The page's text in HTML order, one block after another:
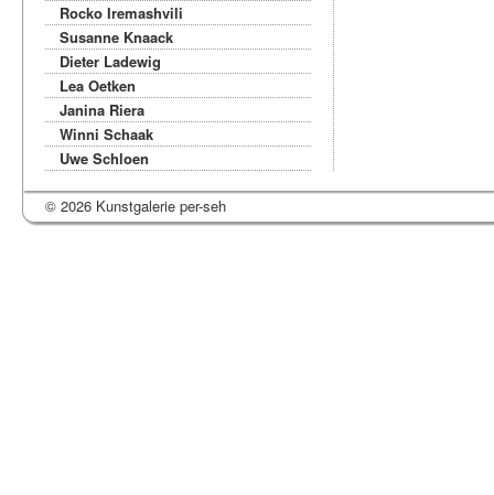
Rocko Iremashvili
Susanne Knaack
Dieter Ladewig
Lea Oetken
Janina Riera
Winni Schaak
Uwe Schloen
© 2026 Kunstgalerie per-seh